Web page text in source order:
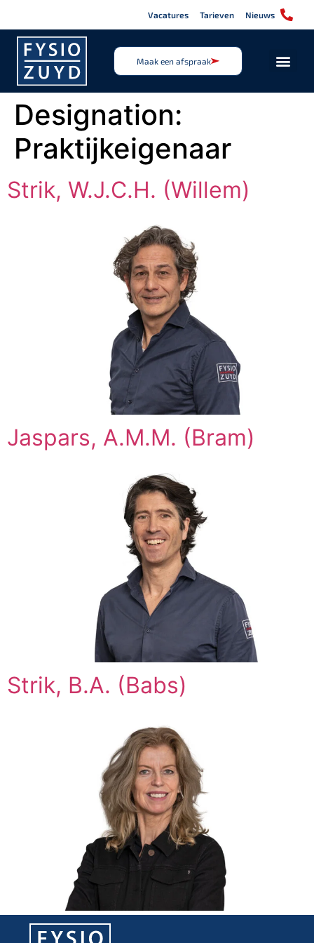
Vacatures Tarieven Nieuws
Maak een afspraak
Designation:
Praktijkeigenaar
Strik, W.J.C.H. (Willem)
Jaspars, A.M.M. (Bram)
Strik, B.A. (Babs)